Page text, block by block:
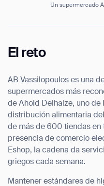
Un supermercado
El reto
AB Vassilopoulos es una
supermercados más
de Ahold Delhaize, uno de
distribución alimentaria
de más de 600 tiendas en
presencia de comercio
Eshop, la cadena da
griegos cada semana.
Mantener estándares de